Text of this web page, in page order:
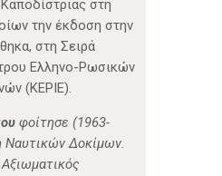
στη
την έκδοση στην
στη Σειρά
Ελληνο-Ρωσικών
(ΚΕΡΙΕ).
φοίτησε (1963-
Ναυτικών Δοκίμων.